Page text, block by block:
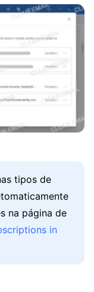
tipos de
na página de
in